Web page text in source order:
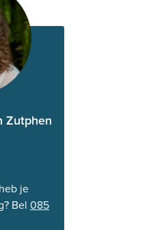
Zutphen
je
Bel 085